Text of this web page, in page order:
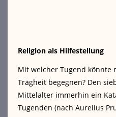
Religion als Hilfestellung
Mit welcher Tugend könnte
Trägheit begegnen? Den
Mittelalter immerhin ein
Tugenden (nach Aurelius